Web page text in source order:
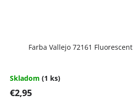
Farba Vallejo 72161
Skladom (1 ks)
€2,95